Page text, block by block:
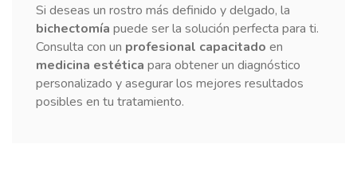
Si deseas un rostro más definido y delgado, la
bichectomía puede ser la solución perfecta para ti.
Consulta con un profesional capacitado en
medicina estética para obtener un diagnóstico
personalizado y asegurar los mejores resultados
posibles en tu tratamiento.